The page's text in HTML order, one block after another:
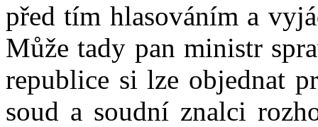
před tím hlasováním a
Může tady pan ministr
republice si lze objednat
soud a soudní znalci